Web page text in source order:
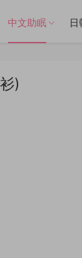
中文助眠 日
)